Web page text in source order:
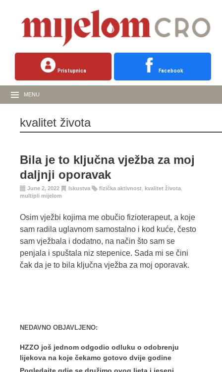
Pristupnica Facebook
MENU
kvalitet života
Bila je to ključna vježba za moj
daljnji oporavak
June 2, 2022 Iskustva fizička aktivnost kvalitet života
multipli mijelom
Osim vježbi kojima me obučio fizioterapeut, a koje
sam radila uglavnom samostalno i kod kuće, često
sam vježbala i dodatno, na način što sam se
penjala i spuštala niz stepenice. Sada mi se čini
čak da je to bila ključna vježba za moj oporavak.
NEDAVNO OBJAVLJENO:
HZZO još jednom odgodio odluku o odobrenju
lijekova na koje čekamo gotovo dvije godine